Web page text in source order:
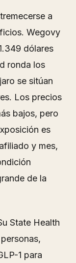
a
Wegovy
dólares
ronda los
se sitúan
Los precios
bajos, pero
es
y mes,
de la
State Health
1 para